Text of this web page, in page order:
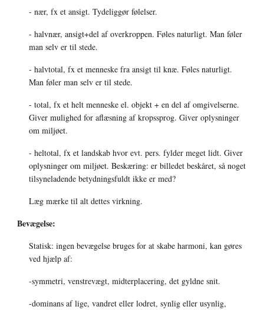
- nær, fx et ansigt. Tydeliggør følelser.
- halvnær, ansigt+del af overkroppen. Føles naturligt. Man føler
man selv er til stede.
- halvtotal, fx et menneske fra ansigt til knæ. Føles naturligt.
Man føler man selv er til stede.
- total, fx et helt menneske el. objekt + en del af omgivelserne.
Giver mulighed for aflæsning af kropssprog. Giver oplysninger
om miljøet.
- heltotal, fx et landskab hvor evt. pers. fylder meget lidt. Giver
oplysninger om miljøet. Beskæring: er billedet beskåret, så noget
tilsyneladende betydningsfuldt ikke er med?
Læg mærke til alt dettes virkning.
Bevægelse:
Statisk: ingen bevægelse bruges for at skabe harmoni, kan gøres
ved hjælp af:
-symmetri, venstrevægt, midterplacering, det gyldne snit.
-dominans af lige, vandret eller lodret, synlig eller usynlig,